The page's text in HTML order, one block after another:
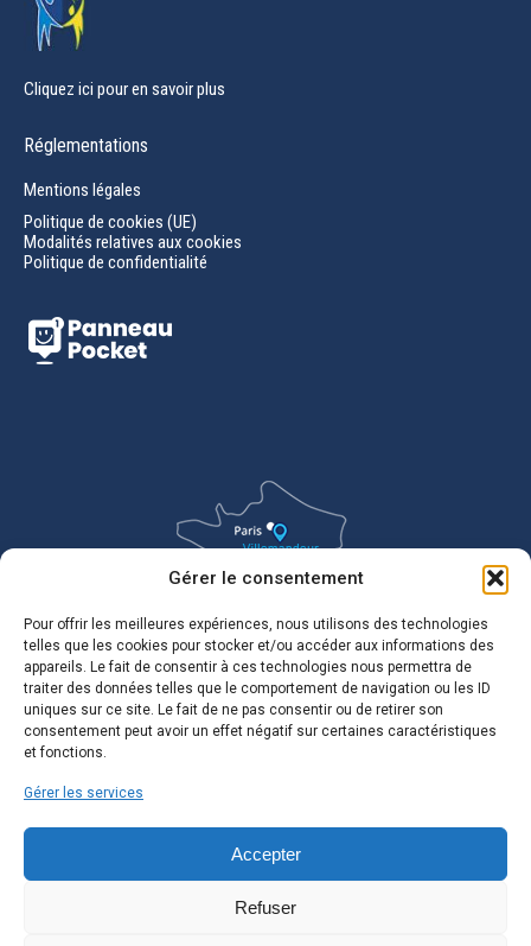
Gérer le consentement
Pour offrir les meilleures expériences, nous utilisons des technologies
telles que les cookies pour stocker et/ou accéder aux informations des
appareils. Le fait de consentir à ces technologies nous permettra de
traiter des données telles que le comportement de navigation ou les ID
uniques sur ce site. Le fait de ne pas consentir ou de retirer son
consentement peut avoir un effet négatif sur certaines caractéristiques
et fonctions.
Gérer les services
Accepter
Refuser
Cliquez ici pour en savoir plus
Réglementations
Mentions légales
Politique de cookies (UE)
Modalités relatives aux cookies
Politique de confidentialité